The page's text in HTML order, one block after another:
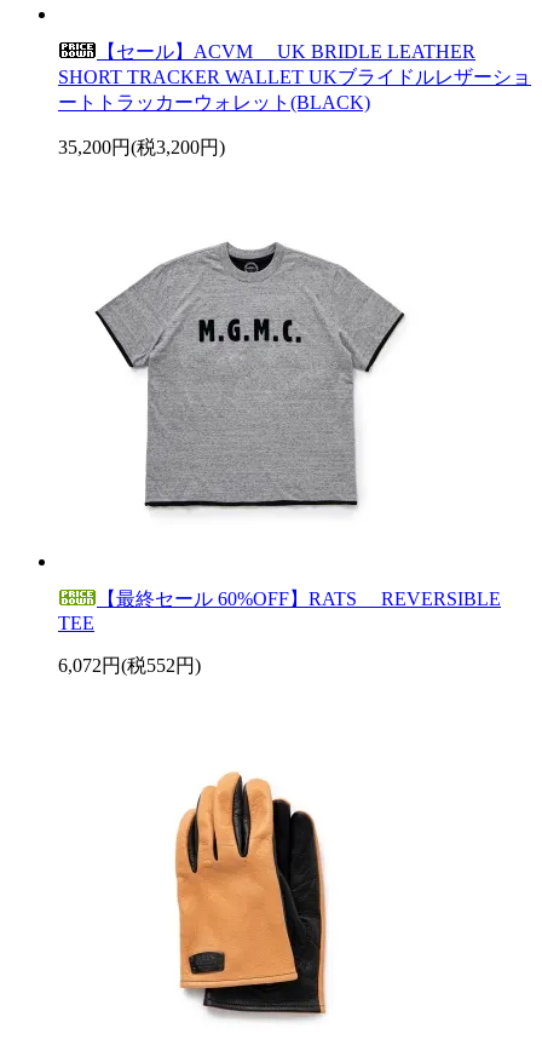
【セール】ACVM UK BRIDLE LEATHER
SHORT TRACKER WALLET UKブライドルレザーショ
ートトラッカーウォレット(BLACK)
35,200円(税3,200円)
【最終セール 60%OFF】RATS REVERSIBLE
TEE
6,072円(税552円)